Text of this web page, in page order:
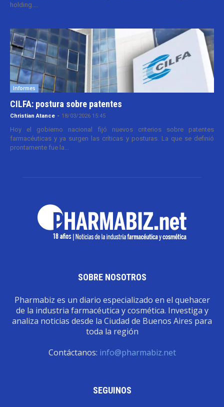
holding....
Informes
CILFA: postura sobre patentes
Christian Atance - 18/03/2026 15:45
Hoy el gobierno nacional fijó nuevos criterios sobre patentes
farmacéuticas y ya surgen las críticas y posturas. La que se definió
prontamente fue la...
SOBRE NOSOTROS
Pharmabiz es un diario especializado en el quehacer
de la industria farmacéutica y cosmética. Investiga y
analiza noticias desde la Ciudad de Buenos Aires para
toda la región
Contáctanos: info@pharmabiz.net
SEGUINOS